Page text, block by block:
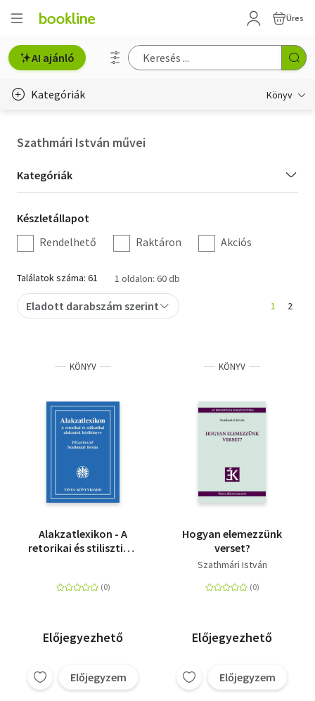
Üres
AI ajánló
Kategóriák Könyv
Hobbi, szabadidő
Irodalom
Művészet
Szakkönyv
Tankönyv, segédkönyv
Társadalomtudomány
Természettudomány
Szathmári István művei
Kategória
szűrés
Kategóriák
Készletállapot
szűrés
Készletállapot
Rendelhető
Raktáron Akciós
Találatok száma: 61 1 oldalon: 60 db
Eladott darabszám szerint 1 2
KÖNYV
Alakzatlexikon - A
retorikai és stilisztikai
Előjegyezhető
Előjegyzem
KÖNYV
Hogyan elemezzünk
verset?
Szathmári István
Előjegyezhető
Előjegyzem